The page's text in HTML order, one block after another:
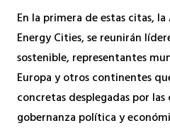
En la primera de estas citas,
Energy Cities, se reunirán
sostenible, representantes
Europa y otros continentes
concretas desplegadas por
gobernanza política y